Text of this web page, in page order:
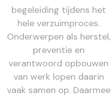
begeleiding tijdens het
hele verzuimproces.
Onderwerpen als herstel,
preventie en
verantwoord opbouwen
van werk lopen daarin
vaak samen op. Daarmee